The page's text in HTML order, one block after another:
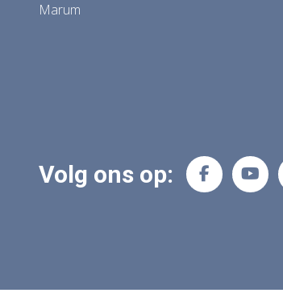
Marum
Volg ons op: